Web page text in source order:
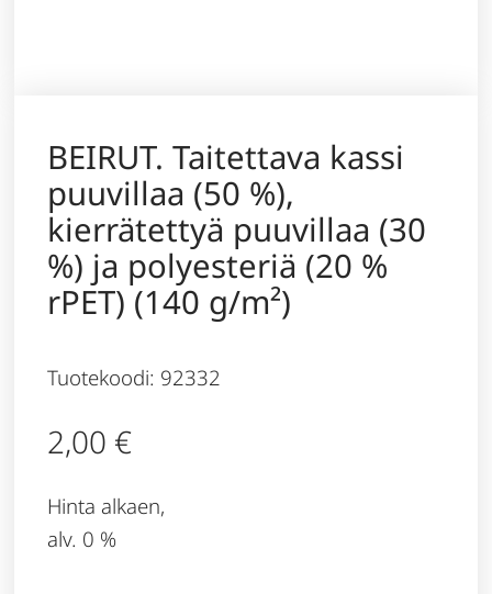
BEIRUT. Taitettava kassi
puuvillaa (50 %),
kierrätettyä puuvillaa (30
%) ja polyesteriä (20 %
rPET) (140 g/m²)
Tuotekoodi: 92332
2,00 €
Hinta alkaen,
alv. 0 %